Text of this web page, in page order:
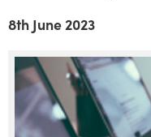
8th June 2023